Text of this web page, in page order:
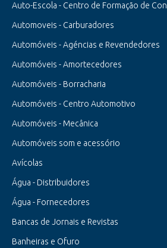
Auto-Escola - Centro de Formação de
Automoveis - Carburadores
Automóveis - Agéncias e Revendedores
Automóveis - Amortecedores
Automóveis - Borracharia
Automóveis - Centro Automotivo
Automóveis - Mecânica
Automóveis som e acessório
Avícolas
Água - Distribuidores
Água - Fornecedores
Bancas de Jornais e Revistas
Banheiras e Ofuro